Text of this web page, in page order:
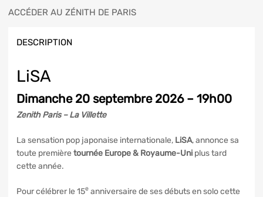
ACCÉDER AU ZÉNITH DE PARIS
DESCRIPTION
LiSA
Dimanche 20 septembre 2026 – 19h00
Zenith Paris – La Villette
La sensation pop japonaise internationale, LiSA, annonce sa
toute première tournée Europe & Royaume-Uni plus tard
cette année.
Pour célébrer le 15e anniversaire de ses débuts en solo cette